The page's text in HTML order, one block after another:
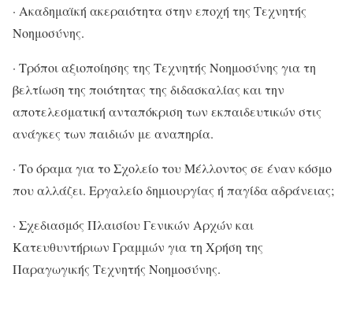
· Ακαδημαϊκή ακεραιότητα στην εποχή της Τεχνητής
Νοημοσύνης.
· Τρόποι αξιοποίησης της Τεχνητής Νοημοσύνης για τη
βελτίωση της ποιότητας της διδασκαλίας και την
αποτελεσματική ανταπόκριση των εκπαιδευτικών στις
ανάγκες των παιδιών με αναπηρία.
· Το όραμα για το Σχολείο του Μέλλοντος σε έναν κόσμο
που αλλάζει. Εργαλείο δημιουργίας ή παγίδα αδράνειας;
· Σχεδιασμός Πλαισίου Γενικών Αρχών και
Κατευθυντήριων Γραμμών για τη Χρήση της
Παραγωγικής Τεχνητής Νοημοσύνης.